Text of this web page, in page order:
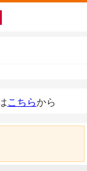
こちらから